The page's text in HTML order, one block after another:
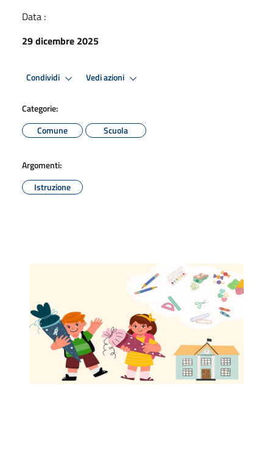
Data :
29 dicembre 2025
Condividi Vedi azioni
Categorie:
Comune
Scuola
Argomenti:
Istruzione